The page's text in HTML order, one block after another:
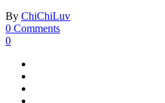
By ChiChiLuv
0 Comments
0